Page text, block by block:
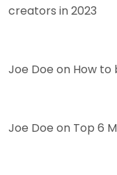
creators in 2023
Joe Doe on How to
Joe Doe on Top 6